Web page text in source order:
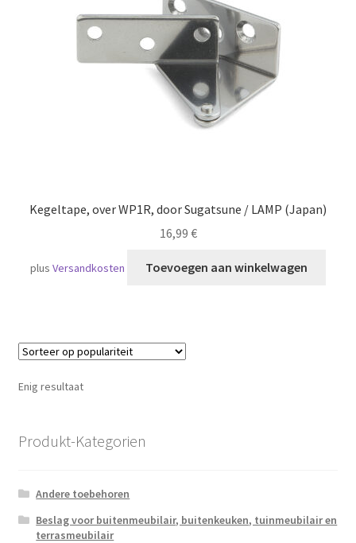
Scheepvaart
Kegeltape, over WP1R, door Sugatsune / LAMP (Japan)
16,99 €
plusVersandkosten Toevoegen aan winkelwagen
Enig resultaat
Produkt-Kategorien
Andere toebehoren
Beslag voor buitenmeubilair, buitenkeuken, tuinmeubilair en
terrasmeubilair